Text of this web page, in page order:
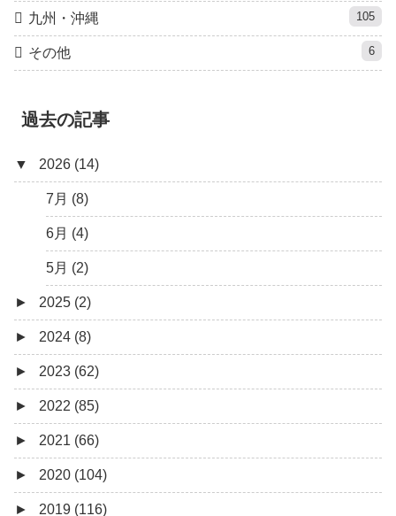
九州・沖縄 105
その他 6
過去の記事
▼ 2026 (14)
7月 (8)
6月 (4)
5月 (2)
► 2025 (2)
12月 (1)
6月 (1)
► 2024 (8)
8月 (1)
7月 (1)
5月 (2)
4月 (3)
3月 (1)
► 2023 (62)
9月 (1)
8月 (1)
7月 (8)
6月 (5)
► 2022 (85)
12月 (3)
10月 (1)
9月 (4)
► 2021 (66)
12月 (4)
11月 (8)
► 2020 (104)
12月 (7)
► 2019 (116)